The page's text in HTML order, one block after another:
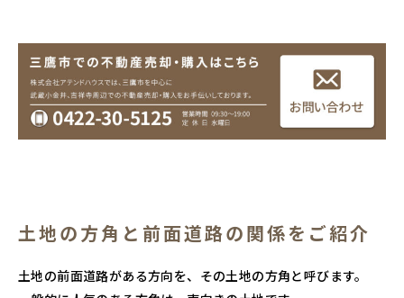
土地の方角と前面道路の関係をご紹介
土地の前面道路がある方向を、その土地の方角と呼びます。